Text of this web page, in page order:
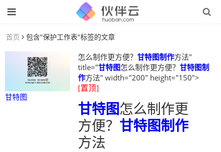
首页 包含"保护工作表"标签的文章
甘特图
怎么制作更方便？ 甘特图制作方法"
title="甘特图怎么制作更方便？ 甘特图制
作方法" width="200" height="150">
[置顶]
甘特图怎么制作更
方便？ 甘特图制作
方法